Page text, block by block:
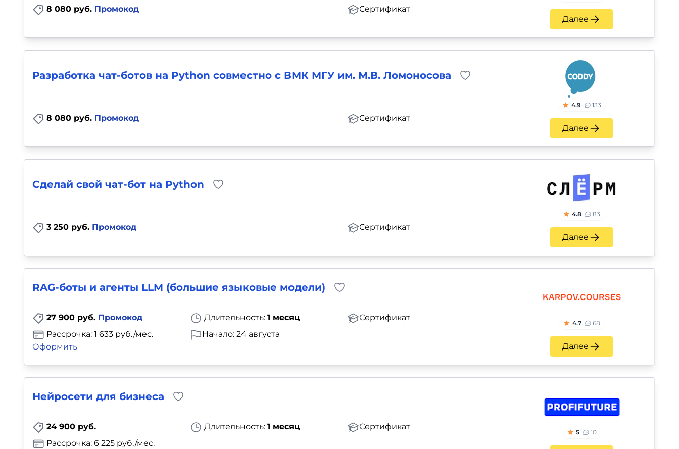
8 080 руб. Промокод Сертификат
Далее
Разработка чат-ботов на Python совместно с ВМК МГУ им. М.В. Ломоносова
8 080 руб. Промокод Сертификат
4.9 133
Далее
Сделай свой чат-бот на Python
3 250 руб. Промокод Сертификат
4.8 83
Далее
RAG-боты и агенты LLM (большие языковые модели)
27 900 руб. Промокод Длительность: 1 месяц
Сертификат
Рассрочка: 1 633 руб./мес.
Оформить
Начало: 24 августа
4.7 68
Далее
Нейросети для бизнеса
24 900 руб. Длительность: 1 месяц
Сертификат
Рассрочка: 6 225 руб./мес.
5 10